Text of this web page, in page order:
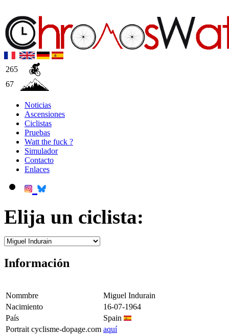
265
67
Noticias
Ascensiones
Ciclistas
Pruebas
Watt the fuck ?
Simulador
Contacto
Enlaces
Elija un ciclista:
Información
Nommbre
Miguel Indurain
Nacimiento
16-07-1964
País
Spain
Portrait cyclisme-dopage.com aquí